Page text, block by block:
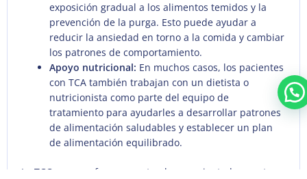
exposición gradual a los alimentos temidos y la
prevención de la purga. Esto puede ayudar a
reducir la ansiedad en torno a la comida y cambiar
los patrones de comportamiento.
Apoyo nutricional: En muchos casos, los pacientes
con TCA también trabajan con un dietista o
nutricionista como parte del equipo de
tratamiento para ayudarles a desarrollar patrones
de alimentación saludables y establecer un plan
de alimentación equilibrado.
La TCC es un enfoque a corto plazo y orientado a metas